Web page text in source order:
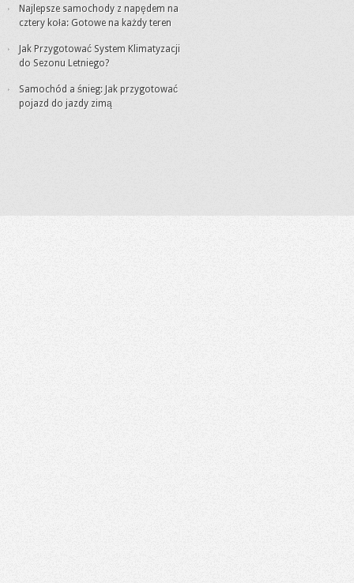
Najlepsze samochody z napędem na
cztery koła: Gotowe na każdy teren
Jak Przygotować System Klimatyzacji
do Sezonu Letniego?
Samochód a śnieg: Jak przygotować
pojazd do jazdy zimą